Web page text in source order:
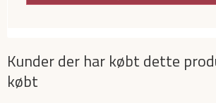
Kunder der har købt dette
købt